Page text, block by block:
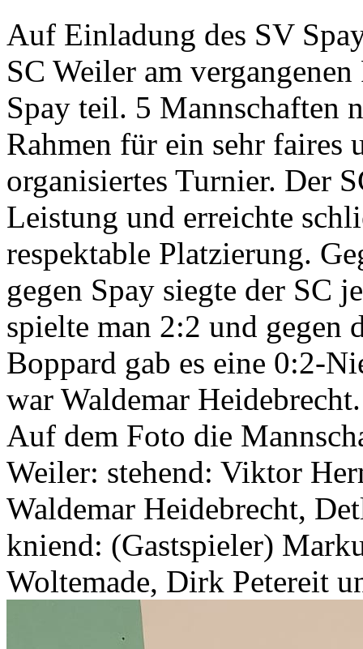
Auf Einladung des SV
SC Weiler am
Spay teil. 5 Mannschaften
Rahmen für ein sehr faires
organisiertes Turnier. Der
Leistung und erreichte
respektable Platzierung.
gegen Spay siegte der SC
spielte man 2:2 und gegen
Boppard gab es eine 0:2-
war Waldemar Heidebrecht.
Auf dem Foto die
Weiler: stehend: Viktor
Waldemar Heidebrecht,
kniend: (Gastspieler)
Woltemade, Dirk Petereit